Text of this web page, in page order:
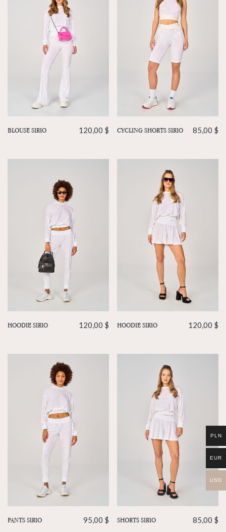
BLOUSE SIRIO 120,00 $ CYCLING SHORTS SIRIO 85,00 $
HOODIE SIRIO 120,00 $ HOODIE SIRIO 120,00 $
PANTS SIRIO 95,00 $ SHORTS SIRIO 85,00 $
PLN
EUR
USD